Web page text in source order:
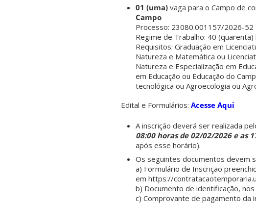
01 (uma) vaga para o Campo de
Campo
Processo: 23080.001157/2026-52
Regime de Trabalho: 40 (quarenta)
Requisitos: Graduação em
Natureza e Matemática ou
Natureza e Especialização em
em Educação ou Educação do
tecnológica ou Agroecologia ou
Edital e Formulários: Acesse Aqui
A inscrição deverá ser realizada
08:00 horas de 02/02/2026 e as
após esse horário).
Os seguintes documentos devem
a) Formulário de Inscrição
em https://
b) Documento de identificação,
c) Comprovante de pagamento da